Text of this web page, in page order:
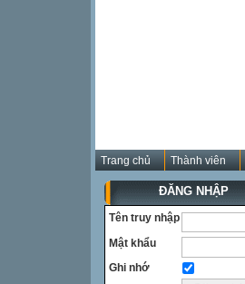
Trang chủ Thành viên
ĐĂNG NHẬP
Tên truy nhập
Mật khẩu
Ghi nhớ